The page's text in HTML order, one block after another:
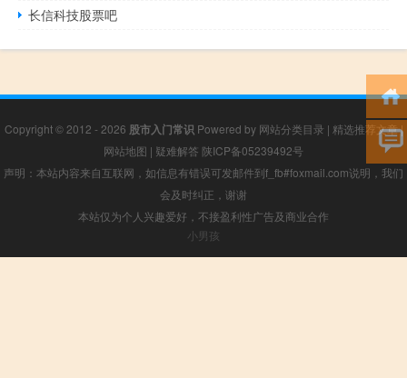
长信科技股票吧
Copyright © 2012 - 2026 股市入门常识 Powered by 网站分类目录 | 精选推荐文章|
网站地图 | 疑难解答 陕ICP备05239492号
声明：本站内容来自互联网，如信息有错误可发邮件到f_fb#foxmail.com说明，我们
会及时纠正，谢谢
本站仅为个人兴趣爱好，不接盈利性广告及商业合作
小男孩